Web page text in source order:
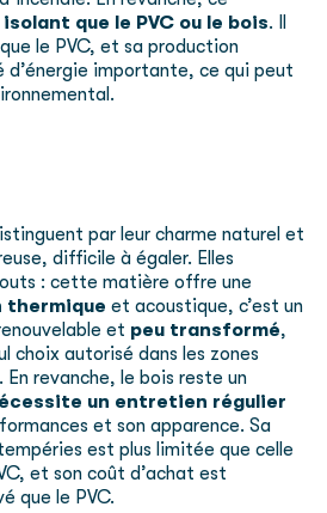
que le PVC ou le bois. Il
le PVC, et sa production
importante, ce qui peut
par leur charme naturel et
difficile à égaler. Elles
: cette matière offre une
thermique et acoustique, c’est un
et peu transformé,
choix autorisé dans les zones
revanche, le bois reste un
un entretien régulier
et son apparence. Sa
est plus limitée que celle
et son coût d’achat est
que le PVC.